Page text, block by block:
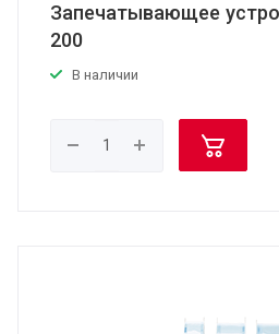
Запечатывающее
200
В наличии